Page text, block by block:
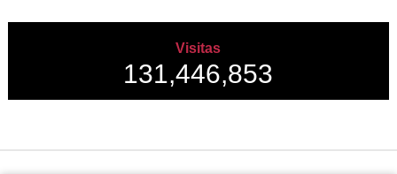
Visitas
131,446,853